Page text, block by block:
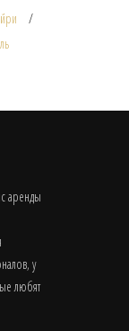
аренды
у
любят